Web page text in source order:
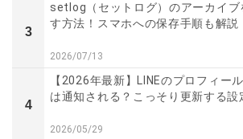
3
setlog（セットログ）のアーカイブ
す方法！スマホへの保存手順も解説
2026/07/13
4
【2026年最新】LINEのプロフィー
は通知される？こっそり更新する設
2026/05/29